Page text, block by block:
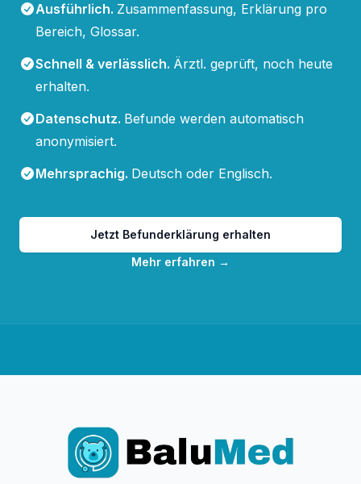
Ausführlich. Zusammenfassung, Erklärung pro
Bereich, Glossar.
Schnell & verlässlich. Ärztl. geprüft, noch heute
erhalten.
Datenschutz. Befunde werden automatisch
anonymisiert.
Mehrsprachig. Deutsch oder Englisch.
Jetzt Befunderklärung erhalten
Mehr erfahren →